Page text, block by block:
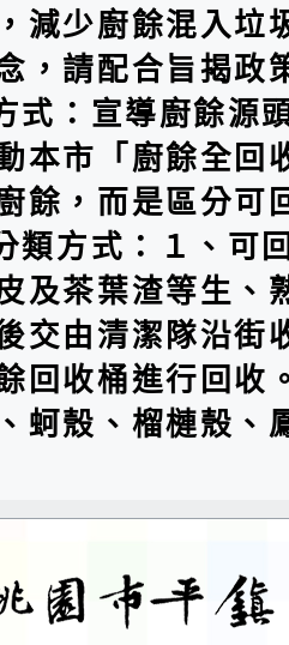
減少廚餘混入垃
，請配合旨揭政
式：宣導廚餘源
本市「廚餘全回
餘，而是區分可
類方式：１、可
及茶葉渣等生、
交由清潔隊沿街
回收桶進行回收
蚵殼、榴槤殼、